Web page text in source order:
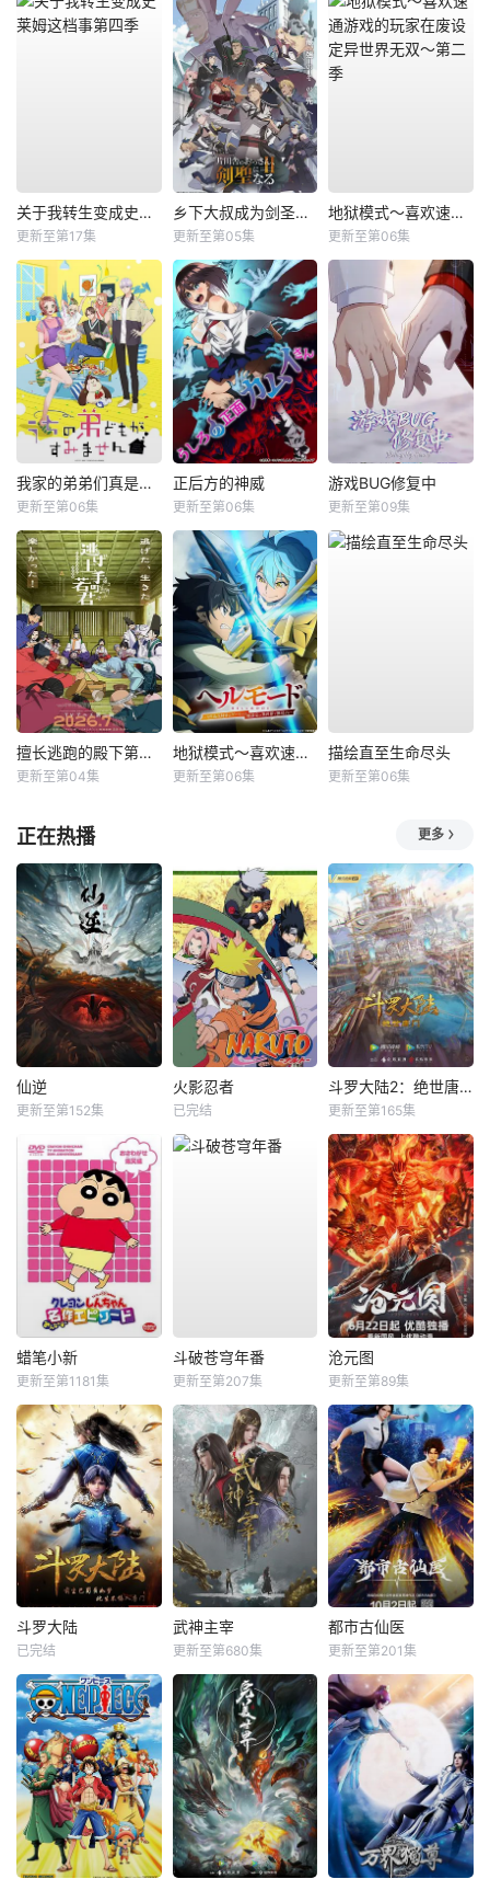
关于我转生变成史莱姆这档事第四季
更新至第17集
乡下大叔成为剑圣第二季
更新至第05集
地狱模式～喜欢速通游戏的玩家在废设定异世界无双～第二季
更新至第06集
我家的弟弟们真是让您费心了
更新至第06集
正后方的神威
更新至第06集
游戏BUG修复中
更新至第09集
擅长逃跑的殿下第二季
更新至第04集
地狱模式～喜欢速通游戏的玩家在废设定异世界无双～第2季
更新至第06集
描绘直至生命尽头
更新至第06集
正在热播 更多
仙逆
更新至第152集
火影忍者
已完结
斗罗大陆2：绝世唐门
更新至第165集
蜡笔小新
更新至第1181集
斗破苍穹年番
更新至第207集
沧元图
更新至第89集
斗罗大陆
已完结
武神主宰
更新至第680集
都市古仙医
更新至第201集